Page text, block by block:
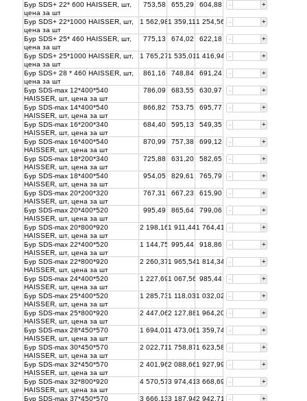
Бур SDS+ 22* 600 HAISSER, шт,
цена за шт
753,58 655,29 604,88 - +
Бур SDS+ 22*1000 HAISSER, шт,
цена за шт
1 562,981 359,11 1 254,56 - +
Бур SDS+ 25* 460 HAISSER, шт,
цена за шт
775,13 674,02 622,18 - +
Бур SDS+ 25*1000 HAISSER, шт,
цена за шт
1 765,271 535,011 416,94 - +
Бур SDS+ 28 * 460 HAISSER, шт,
цена за шт
861,16 748,84 691,24 - +
Бур SDS-max 12*400*540
HAISSER, шт, цена за шт
786,09 683,55 630,97 - +
Бур SDS-max 14*400*540
HAISSER, шт, цена за шт
866,82 753,75 695,77 - +
Бур SDS-max 16*200*340
HAISSER, шт, цена за шт
684,40 595,13 549,35 - +
Бур SDS-max 16*400*540
HAISSER, шт, цена за шт
870,99 757,38 699,12 - +
Бур SDS-max 18*200*340
HAISSER, шт, цена за шт
725,88 631,20 582,65 - +
Бур SDS-max 18*400*540
HAISSER, шт, цена за шт
954,05 829,61 765,79 - +
Бур SDS-max 20*200*320
HAISSER, шт, цена за шт
767,31 667,23 615,90 - +
Бур SDS-max 20*400*520
HAISSER, шт, цена за шт
995,49 865,64 799,06 - +
Бур SDS-max 20*800*920
HAISSER, шт, цена за шт
2 198,161 911,441 764,41 - +
Бур SDS-max 22*400*520
HAISSER, шт, цена за шт
1 144,75 995,44 918,86 - +
Бур SDS-max 22*800*920
HAISSER, шт, цена за шт
2 260,371 965,541 814,34 - +
Бур SDS-max 24*400*520
HAISSER, шт, цена за шт
1 227,691 067,56 985,44 - +
Бур SDS-max 25*400*520
HAISSER, шт, цена за шт
1 285,731 118,031 032,02 - +
Бур SDS-max 25*800*920
HAISSER, шт, цена за шт
2 447,062 127,881 964,20 - +
Бур SDS-max 28*450*570
HAISSER, шт, цена за шт
1 694,011 473,061 359,74 - +
Бур SDS-max 30*450*570
HAISSER, шт, цена за шт
2 022,711 758,871 623,58 - +
Бур SDS-max 32*450*570
HAISSER, шт, цена за шт
2 401,962 088,661 927,99 - +
Бур SDS-max 32*800*920
HAISSER, шт, цена за шт
4 570,573 974,413 668,69 - +
Бур SDS-max 37*450*570 3 666,133 187,942 942,71 - +